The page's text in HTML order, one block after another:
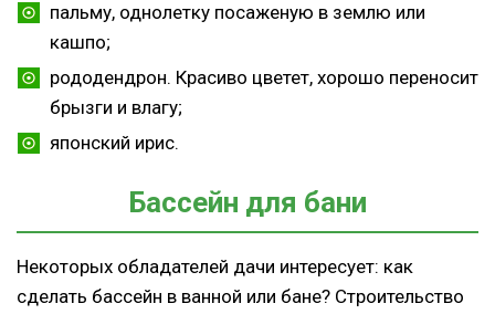
пальму, однолетку посаженую в землю или
кашпо;
рододендрон. Красиво цветет, хорошо переносит
брызги и влагу;
японский ирис.
Бассейн для бани
Некоторых обладателей дачи интересует: как
сделать бассейн в ванной или бане? Строительство